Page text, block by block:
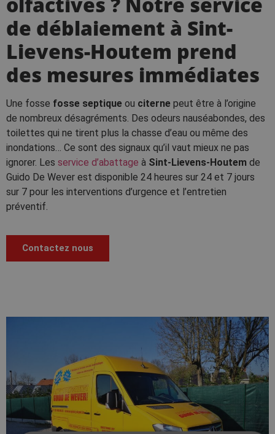
de déblaiement à Sint-
Lievens-Houtem prend
des mesures immédiates
Une fosse fosse septique ou citerne peut être à l’origine
de nombreux désagréments. Des odeurs nauséabondes, des
toilettes qui ne tirent plus la chasse d’eau ou même des
inondations… Ce sont des signaux qu’il vaut mieux ne pas
ignorer. Les service d’abattage à Sint-Lievens-Houtem de
Guido De Wever est disponible 24 heures sur 24 et 7 jours
sur 7 pour les interventions d’urgence et l’entretien
préventif.
Contactez nous